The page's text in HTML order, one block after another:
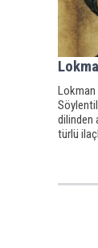
Lokman
dilinden
türlü